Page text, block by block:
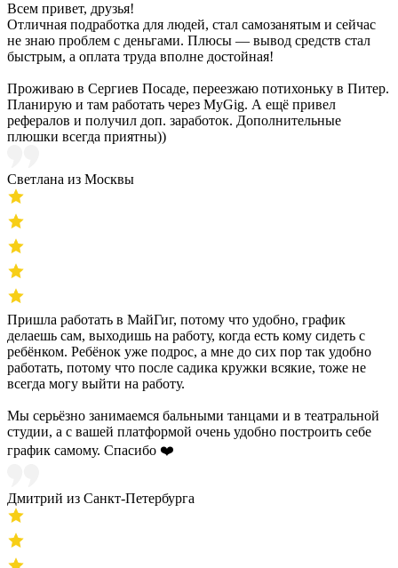
Всем привет, друзья!
Отличная подработка для людей, стал самозанятым и сейчас
не знаю проблем с деньгами. Плюсы — вывод средств стал
быстрым, а оплата труда вполне достойная!
Проживаю в Сергиев Посаде, переезжаю потихоньку в Питер.
Планирую и там работать через MyGig. А ещё привел
рефералов и получил доп. заработок. Дополнительные
плюшки всегда приятны))
Светлана из Москвы
Пришла работать в МайГиг, потому что удобно, график
делаешь сам, выходишь на работу, когда есть кому сидеть с
ребёнком. Ребёнок уже подрос, а мне до сих пор так удобно
работать, потому что после садика кружки всякие, тоже не
всегда могу выйти на работу.
Мы серьёзно занимаемся бальными танцами и в театральной
студии, а с вашей платформой очень удобно построить себе
график самому. Спасибо ❤️
Дмитрий из Санкт-Петербурга